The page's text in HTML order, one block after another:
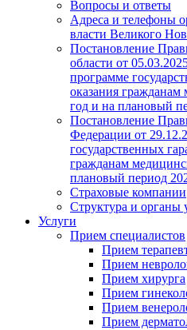
Вопросы и ответы
Адреса и телефоны
власти Великого
Постановление
области от
программе
оказания
год и на плановый
Постановление
Федерации от
государственных
гражданам
плановый период
Страховые компании
Структура и
Услуги
Прием специалистов
Прием
Прием
Прием хирурга
Прием
Прием
Прием